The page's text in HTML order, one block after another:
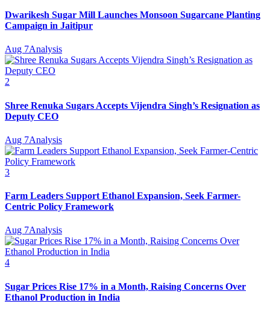
Dwarikesh Sugar Mill Launches Monsoon Sugarcane Planting
Campaign in Jaitipur
Aug 7Analysis
2
Shree Renuka Sugars Accepts Vijendra Singh’s Resignation as
Deputy CEO
Aug 7Analysis
3
Farm Leaders Support Ethanol Expansion, Seek Farmer-
Centric Policy Framework
Aug 7Analysis
4
Sugar Prices Rise 17% in a Month, Raising Concerns Over
Ethanol Production in India